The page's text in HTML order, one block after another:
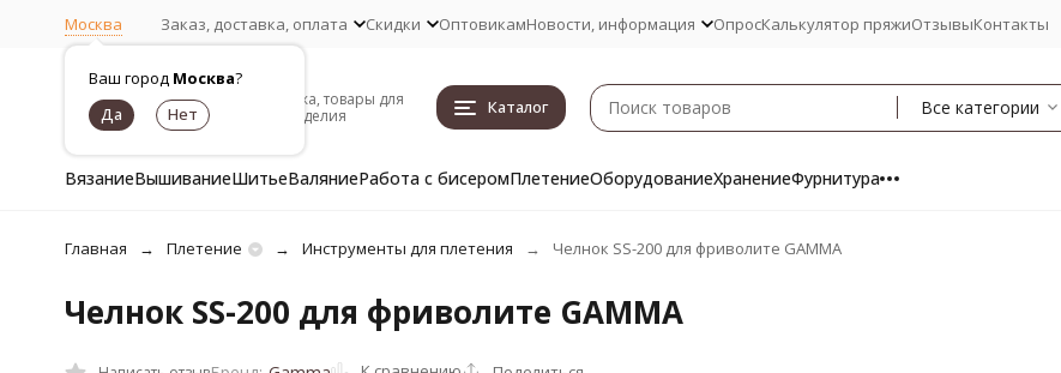
Москва
Ваш город Москва?
Заказ, доставка, оплата Скидки ОптовикамНовости, информация ОпросКалькулятор пряжиОтзывыКонтакты
Пряжа, товары для
рукоделия
Каталог Все категории
ВязаниеВышиваниеШитьеВаляниеРабота с бисеромПлетениеОборудованиеХранениеФурнитура
Главная Плетение Инструменты для плетения Челнок SS-200 для фриволите GAMMA
Челнок SS-200 для фриволите GAMMA